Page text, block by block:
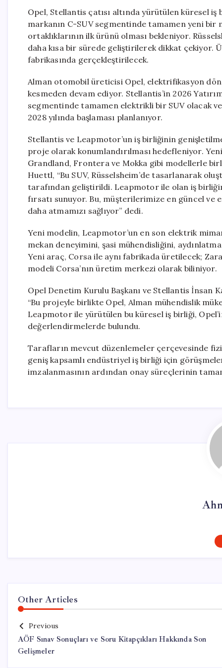
Opel, Stellantis çatısı altında yürütülen küresel
markanın C-SUV segmentinde tamamen yeni bir
ortaklıklarının ilk ürünü olması bekleniyor.
daha kısa bir sürede geliştirilerek dikkat çekiyor.
fabrikasında gerçekleştirilecek.
Alman otomobil üreticisi Opel, elektrifikasyon
kesmeden devam ediyor. Stellantis’in 2026
segmentinde tamamen elektrikli bir SUV olacak
2028 yılında başlaması planlanıyor.
Stellantis ve Leapmotor’un iş birliğinin
proje olarak konumlandırılması hedefleniyor.
Grandland, Frontera ve Mokka gibi modellerle
Huettl, “Bu SUV, Rüsselsheim’de tasarlanarak
tarafından geliştirildi. Leapmotor ile olan iş
fırsatı sunuyor. Bu, müşterilerimize en güncel
daha atmamızı sağlıyor” dedi.
Yeni modelin, Leapmotor’un en son elektrik
mekan deneyimini, şasi mühendisliğini,
Yeni araç, Corsa ile aynı fabrikada üretilecek;
modeli Corsa’nın üretim merkezi olarak biliniyor.
Opel Denetim Kurulu Başkanı ve Stellantis İnsan
“Bu projeyle birlikte Opel, Alman mühendislik
Leapmotor ile yürütülen bu küresel iş birliği,
değerlendirmelerde bulundu.
Tarafların mevcut düzenlemeler çerçevesinde
geniş kapsamlı endüstriyel iş birliği için
imzalanmasının ardından onay süreçlerinin
Other Articles
Previous
AÖF Sınav Sonuçları ve Soru Kitapçıkları Hakkında Son
Gelişmeler